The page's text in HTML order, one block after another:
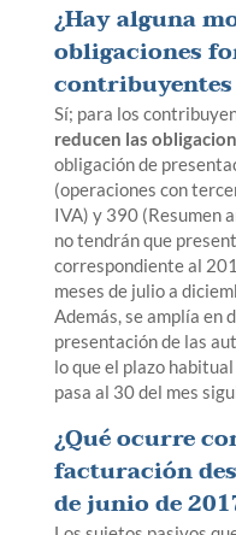
¿Hay alguna
obligaciones
contribuyentes
Sí; para los
reducen las
obligación de
(operaciones con
IVA) y 390 (Resumen
no tendrán que
correspondiente al
meses de julio a
Además, se amplía en
presentación de las
lo que el plazo
pasa al 30 del mes
¿Qué ocurre
facturación
de junio de